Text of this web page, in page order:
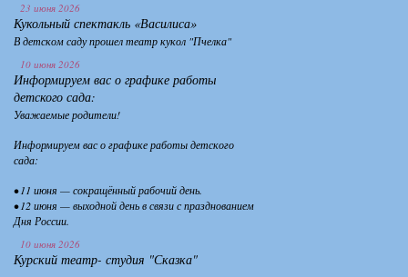
23 июня 2026
Кукольный спектакль «Василиса»
В детском саду прошел театр кукол "Пчелка"
10 июня 2026
Информируем вас о графике работы
детского сада:
Уважаемые родители!
Информируем вас о графике работы детского
сада:
• 11 июня — сокращённый рабочий день.
• 12 июня — выходной день в связи с празднованием
Дня России.
10 июня 2026
Курский театр- студия "Сказка"